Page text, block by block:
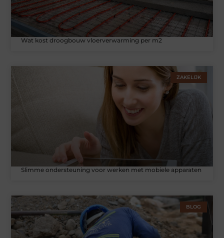
Wat kost droogbouw vloerverwarming per m2
ZAKELIJK
Slimme ondersteuning voor werken met mobiele apparaten
BLOG